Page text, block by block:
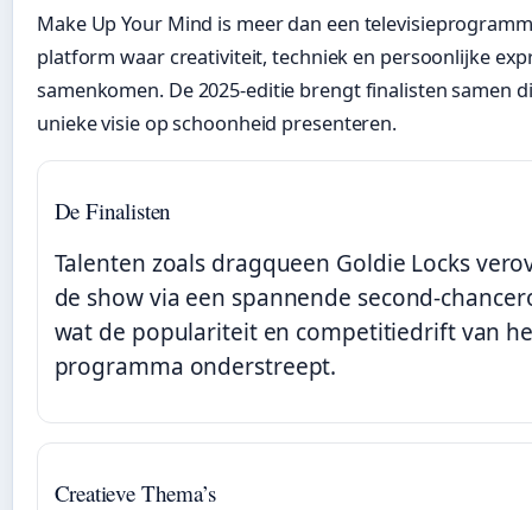
Make Up Your Mind is meer dan een
platform waar creativiteit, techniek en persoonlijke
samenkomen. De 2025-editie brengt finalisten samen
unieke visie op schoonheid presenteren.
De Finalisten
Talenten zoals dragqueen Goldie Locks
de show via een spannende second-
wat de populariteit en competitiedrift van
programma onderstreept.
Creatieve Thema’s